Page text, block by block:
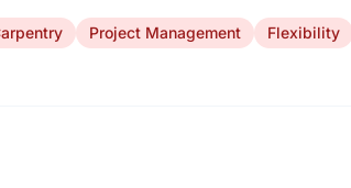
Project Management
Flexibility